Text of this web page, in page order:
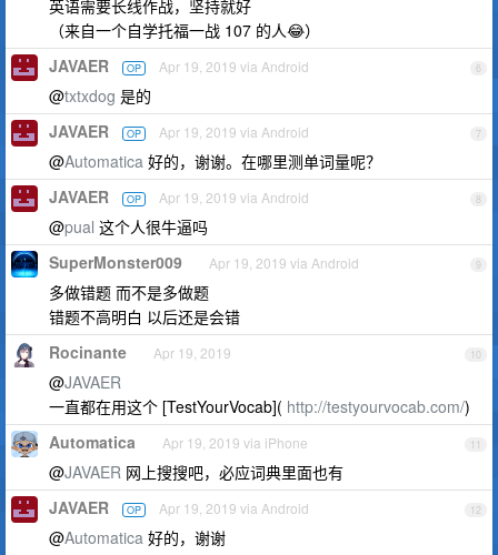
英语需要长线作战，坚持就好
（来自一个自学托福一战 107 的人😂）
6
JAVAER OP Apr 19, 2019 via Android
@txtxdog 是的
7
JAVAER OP Apr 19, 2019 via Android
@Automatica 好的，谢谢。在哪里测单词量呢？
8
JAVAER OP Apr 19, 2019 via Android
@pual 这个人很牛逼吗
9
SuperMonster009 Apr 19, 2019 via Android
多做错题 而不是多做题
错题不高明白 以后还是会错
10
Rocinante Apr 19, 2019
@JAVAER
一直都在用这个 [TestYourVocab]( http://testyourvocab.com/)
11
Automatica Apr 19, 2019 via iPhone
@JAVAER 网上搜搜吧，必应词典里面也有
12
JAVAER OP Apr 19, 2019 via Android
@Automatica 好的，谢谢